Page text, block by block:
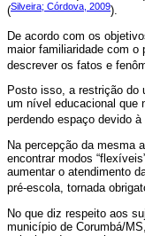
(Silveira; Córdova, 2009).
De acordo com os
maior familiaridade com o
descrever os fatos e
Posto isso, a restrição do
um nível educacional que
perdendo espaço devido
Na percepção da mesma
encontrar modos
aumentar o atendimento
pré-escola, tornada
No que diz respeito aos
município de Corumbá/